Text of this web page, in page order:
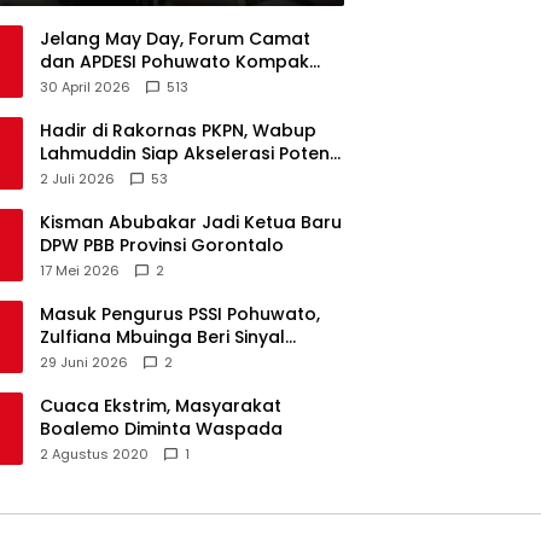
Jelang May Day, Forum Camat
dan APDESI Pohuwato Kompak
Minta Aksi BARA API Ditunda
30 April 2026 513
Hadir di Rakornas PKPN, Wabup
Lahmuddin Siap Akselerasi Potensi
Maritim Boalemo
2 Juli 2026 53
Kisman Abubakar Jadi Ketua Baru
DPW PBB Provinsi Gorontalo
17 Mei 2026 2
Masuk Pengurus PSSI Pohuwato,
Zulfiana Mbuinga Beri Sinyal
Dampingi Nasir di Arena Politik ?
29 Juni 2026 2
Cuaca Ekstrim, Masyarakat
Boalemo Diminta Waspada
2 Agustus 2020 1